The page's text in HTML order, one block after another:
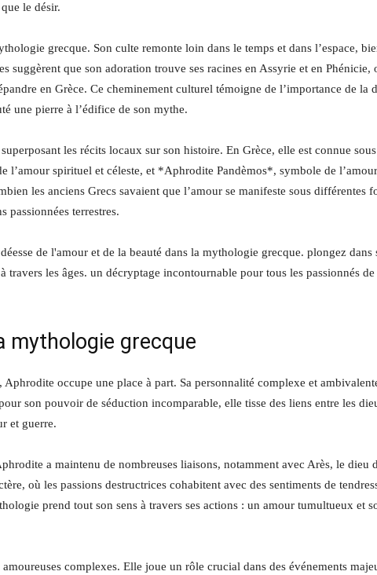
le désir.
grecque. Son culte remonte loin dans le temps et dans l’espace,
suggèrent que son adoration trouve ses racines en Assyrie et en Phénicie,
en Grèce. Ce cheminement culturel témoigne de l’importance de la
une pierre à l’édifice de son mythe.
les récits locaux sur son histoire. En Grèce, elle est connue
spirituel et céleste, et *Aphrodite Pandèmos*, symbole de
les anciens Grecs savaient que l’amour se manifeste sous différentes
passionnées terrestres.
mythologie grecque
occupe une place à part. Sa personnalité complexe et
son pouvoir de séduction incomparable, elle tisse des liens entre les
et guerre.
a maintenu de nombreuses liaisons, notamment avec Arès, le dieu
où les passions destructrices cohabitent avec des sentiments de
prend tout son sens à travers ses actions : un amour tumultueux et
complexes. Elle joue un rôle crucial dans des événements